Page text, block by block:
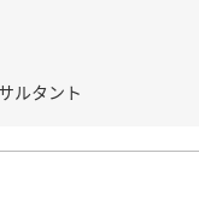
ルタント